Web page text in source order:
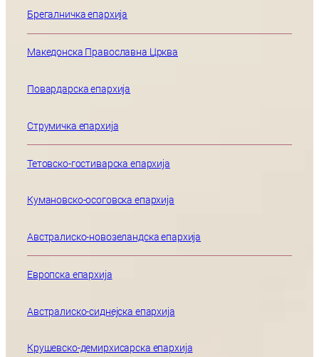
Брегалничка епархија
Македонска Православна Црква
Повардарска епархија
Струмичка епархија
Тетовско-гостиварска епархија
Кумановско-осоговска епархија
Австралиско-новозеландска епархија
Европска епархија
Австралиско-сиднејска епархија
Крушевско-демирхисарска епархија